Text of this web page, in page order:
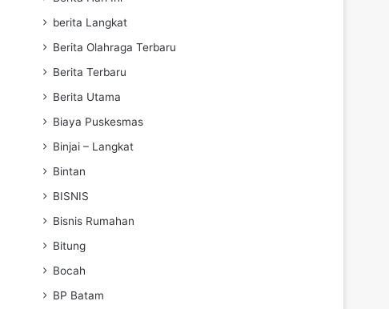
berita Langkat
Berita Olahraga Terbaru
Berita Terbaru
Berita Utama
Biaya Puskesmas
Binjai – Langkat
Bintan
BISNIS
Bisnis Rumahan
Bitung
Bocah
BP Batam